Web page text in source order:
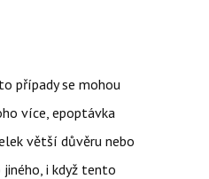
případy se mohou
více,epoptávka
větší důvěru nebo
jiného, i když tento